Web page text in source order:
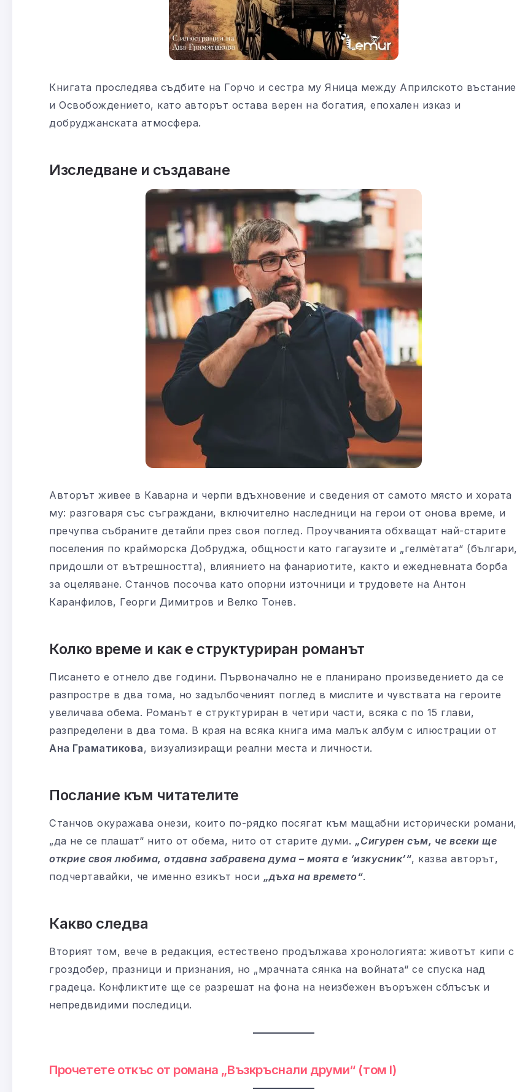
Книгата проследява съдбите на Горчо и сестра му Яница между Априлското въстание
и Освобождението, като авторът остава верен на богатия, епохален изказ и
добруджанската атмосфера.
Изследване и създаване
Авторът живее в Каварна и черпи вдъхновение и сведения от самото място и хората
му: разговаря със съграждани, включително наследници на герои от онова време, и
пречупва събраните детайли през своя поглед. Проучванията обхващат най-старите
поселения по крайморска Добруджа, общности като гагаузите и „гелмѐтата“ (българи,
придошли от вътрешността), влиянието на фанариотите, както и ежедневната борба
за оцеляване. Станчов посочва като опорни източници и трудовете на Антон
Каранфилов, Георги Димитров и Велко Тонев.
Колко време и как е структуриран романът
Писането е отнело две години. Първоначално не е планирано произведението да се
разпростре в два тома, но задълбоченият поглед в мислите и чувствата на героите
увеличава обема. Романът е структуриран в четири части, всяка с по 15 глави,
разпределени в два тома. В края на всяка книга има малък албум с илюстрации от
Ана Граматикова, визуализиращи реални места и личности.
Послание към читателите
Станчов окуражава онези, които по-рядко посягат към мащабни исторически романи,
„да не се плашат“ нито от обема, нито от старите думи. „Сигурен съм, че всеки ще
открие своя любима, отдавна забравена дума – моята е ‘изкусник’“, казва авторът,
подчертавайки, че именно езикът носи „дъха на времето“.
Какво следва
Вторият том, вече в редакция, естествено продължава хронологията: животът кипи с
гроздобер, празници и признания, но „мрачната сянка на войната“ се спуска над
градеца. Конфликтите ще се разрешат на фона на неизбежен въоръжен сблъсък и
непредвидими последици.
Прочетете откъс от романа „Възкръснали друми“ (том I)